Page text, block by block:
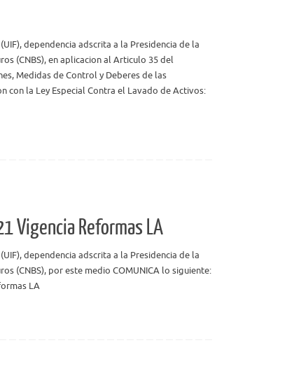
dependencia adscrita a la Presidencia de la
(CNBS), en aplicacion al Articulo 35 del
Medidas de Control y Deberes de las
con la Ley Especial Contra el Lavado de Activos:
Vigencia Reformas LA
dependencia adscrita a la Presidencia de la
(CNBS), por este medio COMUNICA lo siguiente:
LA